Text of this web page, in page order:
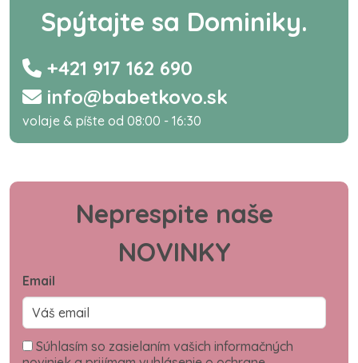
Spýtajte sa Dominiky.
+421 917 162 690
info@babetkovo.sk
volaje & píšte od 08:00 - 16:30
Neprespite naše
NOVINKY
Email
Súhlasím so zasielaním vašich informačných